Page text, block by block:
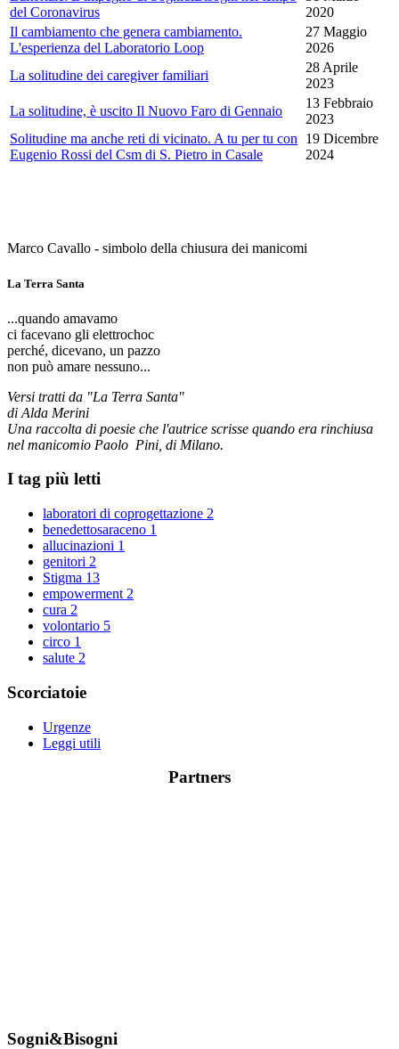
del Coronavirus
2020
Il cambiamento che genera cambiamento.
L'esperienza del Laboratorio Loop
27 Maggio
2026
La solitudine dei caregiver familiari
28 Aprile
2023
La solitudine, è uscito Il Nuovo Faro di Gennaio
13 Febbraio
2023
Solitudine ma anche reti di vicinato. A tu per tu con
Eugenio Rossi del Csm di S. Pietro in Casale
19 Dicembre
2024
Marco Cavallo - simbolo della chiusura dei manicomi
La Terra Santa
...quando amavamo
ci facevano gli elettrochoc
perché, dicevano, un pazzo
non può amare nessuno...
Versi tratti da "La Terra Santa"
di Alda Merini
Una raccolta di poesie che l'autrice scrisse quando era rinchiusa
nel manicomio Paolo Pini, di Milano.
I tag più letti
laboratori di coprogettazione 2
benedettosaraceno 1
allucinazioni 1
genitori 2
Stigma 13
empowerment 2
cura 2
volontario 5
circo 1
salute 2
Scorciatoie
Urgenze
Leggi utili
Partners
Sogni&Bisogni